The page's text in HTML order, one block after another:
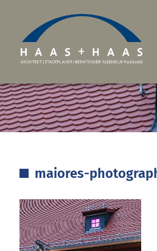
UNTERNEHMEN
PROJEKTE
KARRIERE
KONTAKT
maiores-